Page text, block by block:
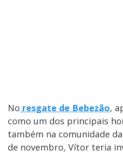
No resgate de Bebezão,
como um dos principais
também na comunidade
de novembro, Vítor teria